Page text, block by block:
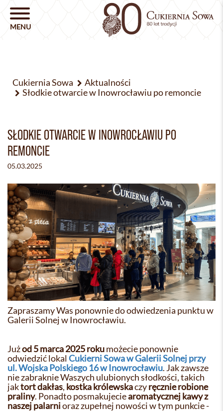
Cukiernia Sowa
Aktualności
Słodkie otwarcie w Inowrocławiu po remoncie
SŁODKIE OTWARCIE W INOWROCŁAWIU PO
REMONCIE
05.03.2025
Zapraszamy Was ponownie do odwiedzenia punktu w
Galerii Solnej w Inowrocławiu.
Jużod 5 marca 2025 rokumożecie ponownie
odwiedzić lokalCukierni Sowa w Galerii Solnej przy
ul. Wojska Polskiego 16 w Inowrocławiu. Jak zawsze
nie zabraknie Waszych ulubionych słodkości, takich
jaktort dakłas, kostka królewskaczyręcznie robione
praliny. Ponadto posmakujeciearomatycznej kawy z
naszej palarnioraz zupełnej nowości w tym punkcie -